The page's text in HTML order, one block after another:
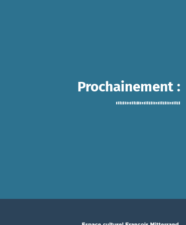
Prochainement :